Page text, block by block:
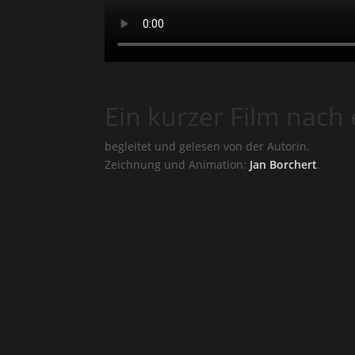
Ein kurzer Film
begleitet und gelesen von der Autorin.
Zeichnung und Animation: Jan Borchert.